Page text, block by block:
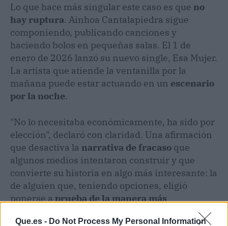
Que.es - Do Not Process My Personal Information
Lo que hace más singular este caso es que no
hay ruptura. Ainhoa Cantalapiedra sigue
componiendo, publicando canciones y
haciendo bolos en pequeñas salas. El 1 de
enero de 2026 lanzó su nuevo single, Esa Mujer.
La artista que atiende la ventanilla por la
mañana puede estar actuando en un escenario
por la noche.
"No lo necesitaba económicamente, ha sido por
elección", declaró con claridad. Una afirmación
que desactiva la narrativa de fracaso que
algunos medios intentaron construir y que
convierte su historia en algo más interesante: la
de alguien que, teniendo opciones, eligió
ponerse aprueba de la manera más